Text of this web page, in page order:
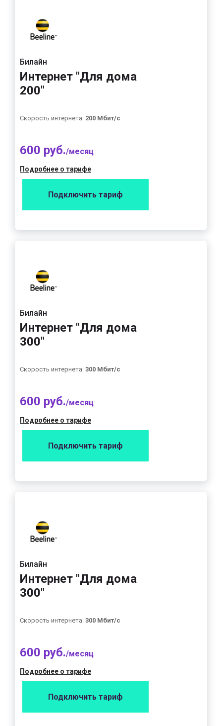
Билайн
Интернет "Для дома
200"
Скорость интернета: 200 Мбит/с
600 руб./месяц
Подробнее о тарифе
Подключить тариф
Билайн
Интернет "Для дома
300"
Скорость интернета: 300 Мбит/с
600 руб./месяц
Подробнее о тарифе
Подключить тариф
Билайн
Интернет "Для дома
300"
Скорость интернета: 300 Мбит/с
600 руб./месяц
Подробнее о тарифе
Подключить тариф